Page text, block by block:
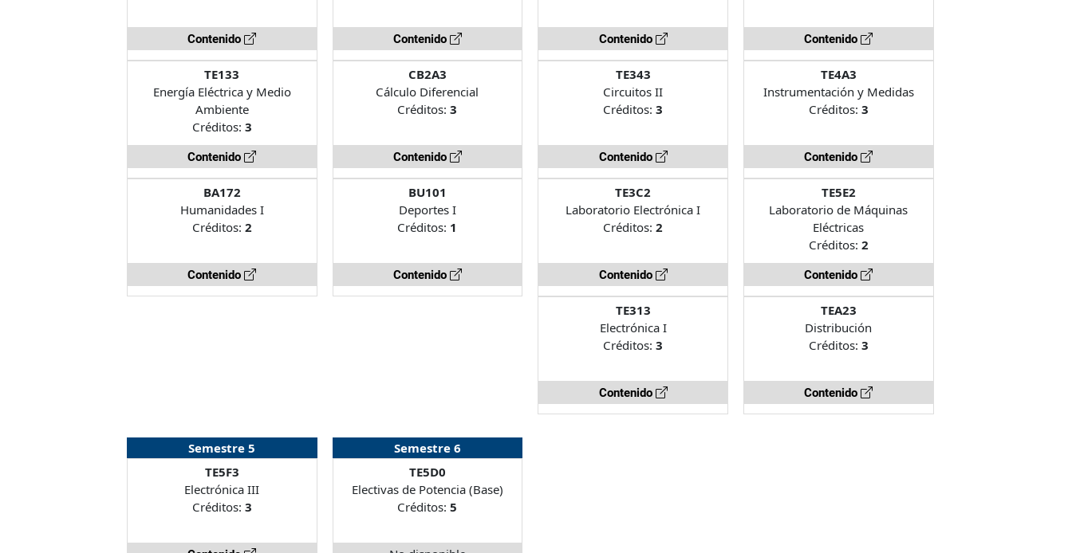
Contenido
TE133
Energía Eléctrica y Medio
Ambiente
Créditos: 3
Contenido
BA172
Humanidades I
Créditos: 2
Contenido
Contenido
CB2A3
Cálculo Diferencial
Créditos:3
Contenido
BU101
Deportes I
Créditos: 1
Contenido
Contenido
TE343
Circuitos II
Créditos:3
Contenido
TE3C2
Laboratorio Electrónica I
Créditos:2
Contenido
TE313
Electrónica I
Créditos:3
Contenido
Contenido
TE4A3
Instrumentación y Medidas
Créditos: 3
Contenido
TE5E2
Laboratorio de Máquinas
Eléctricas
Créditos: 2
Contenido
TEA23
Distribución
Créditos: 3
Contenido
Semestre 5
TE5F3
Electrónica III
Créditos: 3
Semestre 6
TE5D0
Electivas de Potencia (Base)
Créditos:5